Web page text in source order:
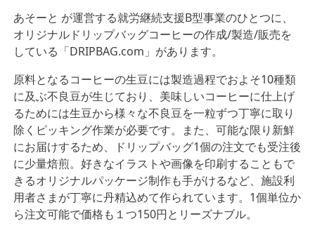
あそーと が運営する就労継続支援B型事業のひとつに、
オリジナルドリップバッグコーヒーの作成/製造/販売を
している「DRIPBAG.com」があります。
原料となるコーヒーの生豆には製造過程でおよそ10種類
に及ぶ不良豆が生じており、美味しいコーヒーに仕上げ
るためには生豆から様々な不良豆を一粒ずつ丁寧に取り
除くピッキング作業が必要です。また、可能な限り新鮮
にお届けするため、ドリップバッグ1個の注文でも受注後
に少量焙煎。好きなイラストや画像を印刷することもで
きるオリジナルパッケージ制作も手がけるなど、施設利
用者さまが丁寧に丹精込めて作られています。1個単位か
ら注文可能で価格も１つ150円とリーズナブル。